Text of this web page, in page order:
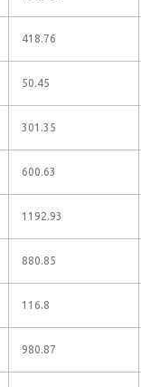
418.76
50.45
301.35
600.63
1192.93
880.85
116.8
980.87